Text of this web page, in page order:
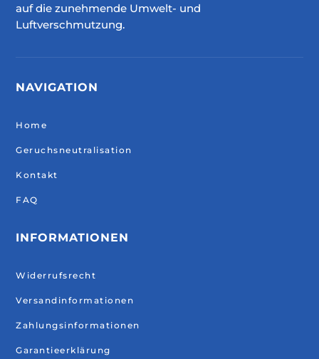
auf die zunehmende Umwelt- und
Luftverschmutzung.
NAVIGATION
Home
Geruchsneutralisation
Kontakt
FAQ
INFORMATIONEN
Widerrufsrecht
Versandinformationen
Zahlungsinformationen
Garantieerklärung